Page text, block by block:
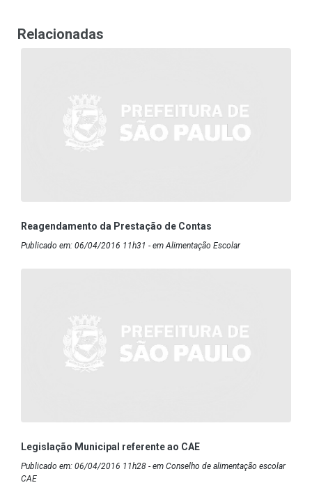
Relacionadas
Reagendamento da Prestação de Contas
Publicado em: 06/04/2016 11h31 - em Alimentação Escolar
Legislação Municipal referente ao CAE
Publicado em: 06/04/2016 11h28 - em Conselho de alimentação escolar
CAE